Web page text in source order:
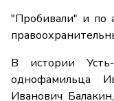
"Пробивали" и по
В истории
однофамильца
Иванович